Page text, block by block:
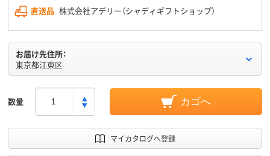
直送品 株式会社アデリー（シャディギフトショップ）
お届け先住所：
東京都江東区
数量 カゴへ
マイカタログへ登録